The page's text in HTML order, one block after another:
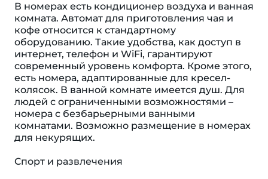
В номерах есть кондиционер воздуха и ванная
комната. Автомат для приготовления чая и
кофе относится к стандартному
оборудованию. Такие удобства, как доступ в
интернет, телефон и WiFi, гарантируют
современный уровень комфорта. Кроме этого,
есть номера, адаптированные для кресел-
колясок. В ванной комнате имеется душ. Для
людей с ограниченными возможностями –
номера с безбарьерными ванными
комнатами. Возможно размещение в номерах
для некурящих.
Спорт и развлечения